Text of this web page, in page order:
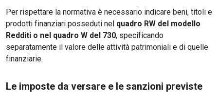
Per rispettare la normativa è necessario indicare beni, titoli e
prodotti finanziari posseduti nel quadro RW del modello
Redditi o nel quadro W del 730, specificando
separatamente il valore delle attività patrimoniali e di quelle
finanziarie.
Le imposte da versare e le sanzioni previste